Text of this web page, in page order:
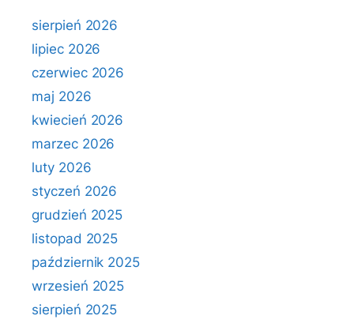
sierpień 2026
lipiec 2026
czerwiec 2026
maj 2026
kwiecień 2026
marzec 2026
luty 2026
styczeń 2026
grudzień 2025
listopad 2025
październik 2025
wrzesień 2025
sierpień 2025